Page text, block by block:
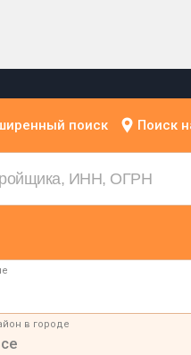
поиск Поиск
в городе